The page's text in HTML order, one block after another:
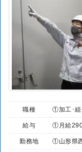
職種 ①加工･組
給与 ①月給
勤務地 ①山形県